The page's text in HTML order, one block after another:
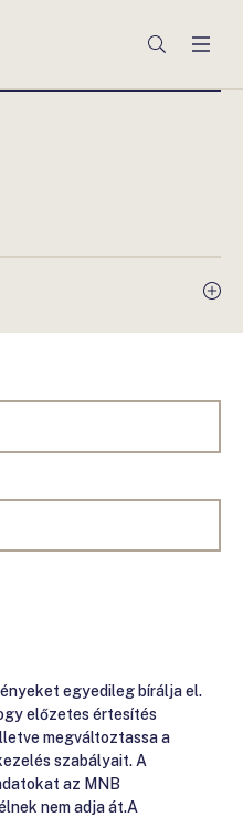
Keresés
egyedileg bírálja el.
előzetes értesítés
megváltoztassa a
szabályait. A
az MNB
nem adja át.A